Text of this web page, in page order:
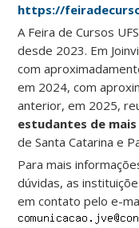
https://
A Feira de Cursos
desde 2023. Em
com
em 2024, com
anterior, em 2025,
estudantes de mais
de Santa Catarina e
Para mais
dúvidas, as
em contato pelo e-